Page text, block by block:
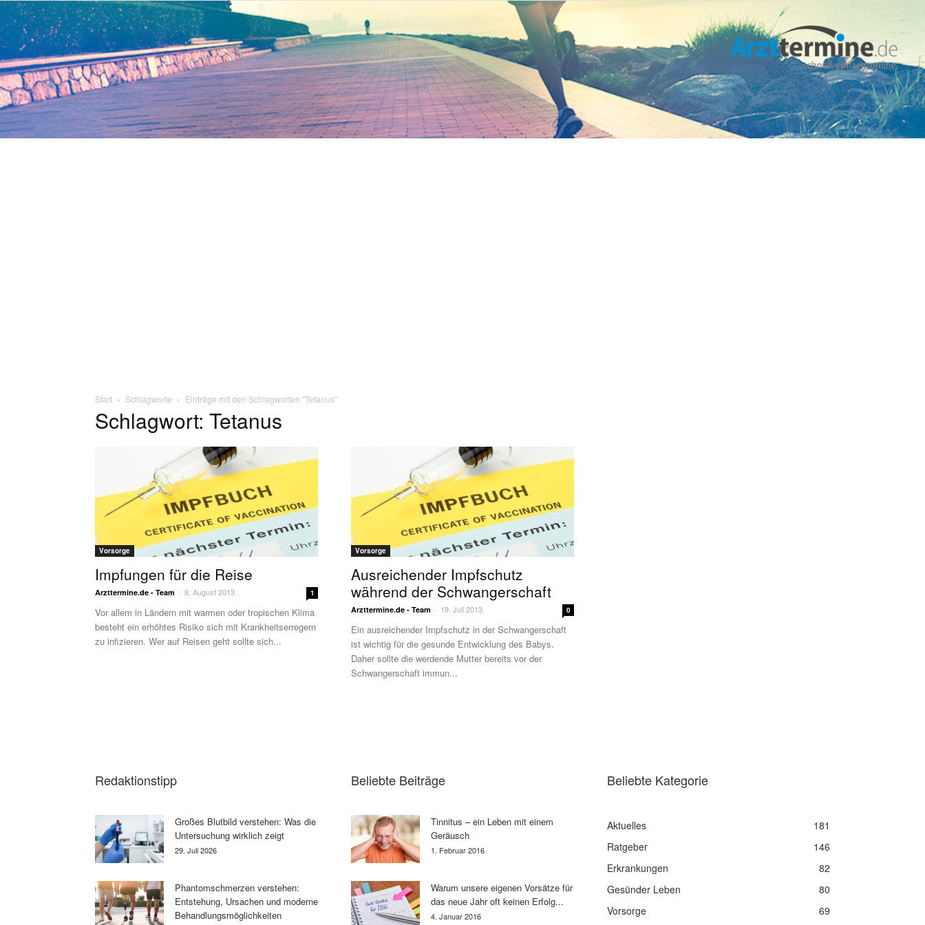
Start Schlagworte Einträge mit den Schlagworten "Tetanus"
Schlagwort: Tetanus
Vorsorge
Impfungen für die Reise
Arzttermine.de - Team - 8. August 2013 1
Vor allem in Ländern mit warmen oder tropischen Klima
besteht ein erhöhtes Risiko sich mit Krankheitserregern
zu infizieren. Wer auf Reisen geht sollte sich...
Vorsorge
Ausreichender Impfschutz
während der Schwangerschaft
Arzttermine.de - Team - 19. Juli 2013 0
Ein ausreichender Impfschutz in der Schwangerschaft
ist wichtig für die gesunde Entwicklung des Babys.
Daher sollte die werdende Mutter bereits vor der
Schwangerschaft immun...
Redaktionstipp
Großes Blutbild verstehen: Was die
Untersuchung wirklich zeigt
29. Juli 2026
Phantomschmerzen verstehen:
Entstehung, Ursachen und moderne
Behandlungsmöglichkeiten
Beliebte Beiträge
Tinnitus – ein Leben mit einem
Geräusch
1. Februar 2016
Warum unsere eigenen Vorsätze für
das neue Jahr oft keinen Erfolg...
4. Januar 2016
Beliebte Kategorie
Aktuelles
181
Ratgeber
146
Erkrankungen
82
Gesünder Leben
80
Vorsorge
69